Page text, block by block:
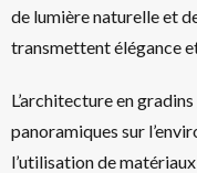
de lumière naturelle et
transmettent élégance
L’architecture en
panoramiques sur
l’utilisation de